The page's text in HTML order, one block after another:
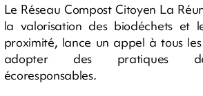
Le Réseau Compost Citoyen La
la valorisation des biodéchets et
proximité, lance un appel à tous
adopter des pratiques
écoresponsables.